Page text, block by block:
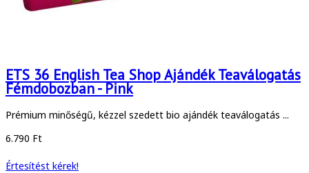
ETS 36 English Tea Shop Ajándék Teaválogatás
Fémdobozban - Pink
Prémium minőségű, kézzel szedett bio ajándék teaválogatás ...
6.790 Ft
Értesítést kérek!